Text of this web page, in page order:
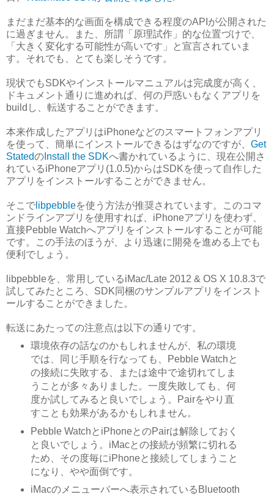
まだまだ基本的な画面を構成できる程度のAPIが公開された
に過ぎません。また、所謂「原理試作」的な位置づけで、
「大きく変化する可能性が高いです」と宣言されていま
す。それでも、とても楽しそうです。
現状でもSDKやインストールマニュアルは完成度が高く、
ドキュメント通りに進めれば、何の戸惑いもなくアプリを
buildし、転送することができます。
本来作成したアプリはiPhoneなどのスマートフォンアプリ
を使って、簡単にインストールできるはずなのですが、 Get
Statedの Install the SDKへ書かれているように、現在公開さ
れているiPhoneアプリ(1.0.5)からはSDKを使って自作した
アプリをインストールすることができません。
そこで libpebbleを使う方法が推奨されています。このコマ
ンドラインアプリを使用すれば、iPhoneアプリを使わず、
直接Pebble Watchへアプリをインストールすることが可能
です。この手法のほうが、より迅速に開発を進める上でも
便利でしょう。
libpebbleを、常用しているiMac/Late 2012 & OS X 10.8.3で
試してみたところ、SDK同梱のサンプルアプリをインスト
ールすることができました。
転送にあたっての注意点は以下の通りです。
環境依存の話なのかもしれませんが、私の環境
では、同じ手順を行なっても、Pebble Watchと
の接続に失敗する、または途中で途切れてしま
うことが多々ありました。一度失敗しても、何
度か試してみると良いでしょう。Pairをやり直
すことも効果があるかもしれません。
Pebble WatchとiPhoneとのPairは解除しておく
と良いでしょう。iMacとの接続が頻繁に切れる
ため、その度毎にiPhoneと接続してしまうこと
になり、やや面倒です。
iMacのメニューバーへ表示されているBluetooth